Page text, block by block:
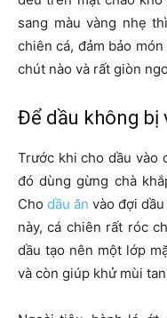
sang màu vàng nhẹ
chiên cá, đảm bảo
chút nào và rất giòn
Để dầu không bị
Trước khi cho dầu vào
đó dùng gừng chà
Chodầu ăn vào đợi
này, cá chiên rất róc
dầu tạo nên một lớp
và còn giúp khử mùi